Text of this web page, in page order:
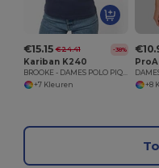
€15.15 €24.41 -38%
Kariban K240
BROOKE - DAMES POLO PIQUÉ
+7 Kleuren
+8